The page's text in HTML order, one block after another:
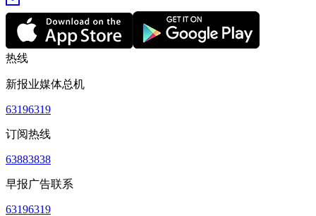
热线
新报业媒体总机
63196319
订阅热线
63883838
早报广告联系
63196319